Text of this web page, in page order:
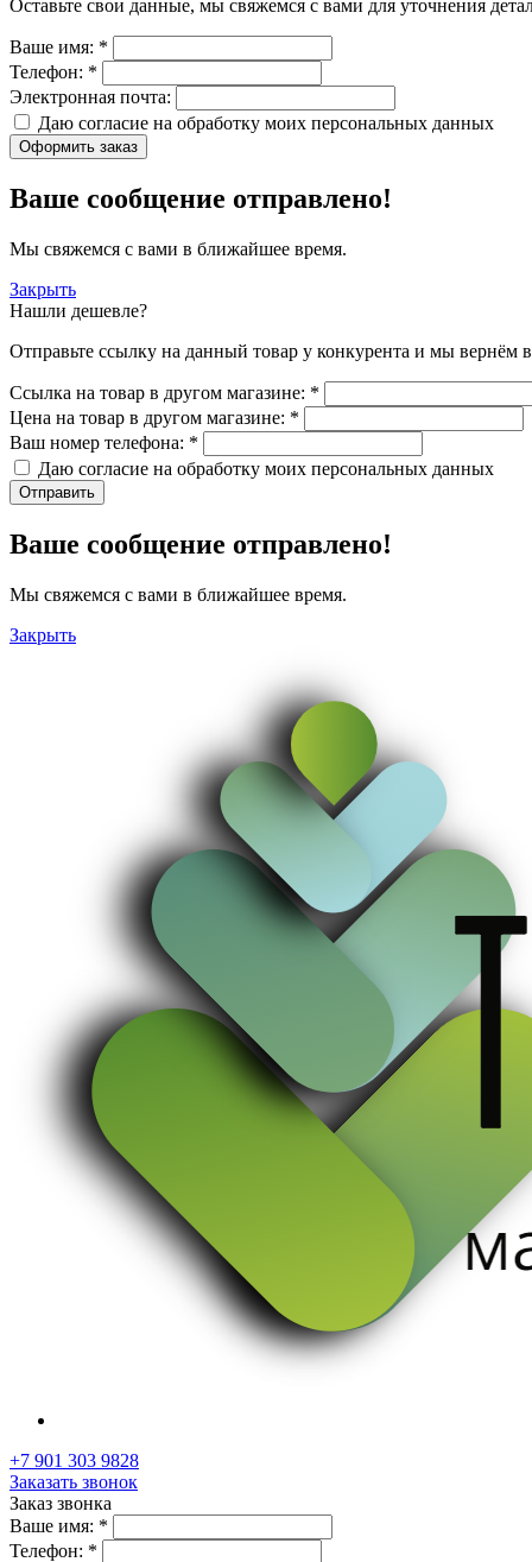
Оставьте свои данные, мы свяжемся с вами для уточнения
Ваше имя: *
Телефон: *
Электронная почта:
Даю согласие на обработку моих персональных данных
Оформить заказ
Ваше сообщение отправлено!
Мы свяжемся с вами в ближайшее время.
Закрыть
Нашли дешевле?
Отправьте ссылку на данный товар у конкурента и мы вернём
Ссылка на товар в другом магазине: *
Цена на товар в другом магазине: *
Ваш номер телефона: *
Даю согласие на обработку моих персональных данных
Отправить
Ваше сообщение отправлено!
Мы свяжемся с вами в ближайшее время.
Закрыть
+7 901 303 9828
Заказать звонок
Заказ звонка
Ваше имя: *
Телефон: *